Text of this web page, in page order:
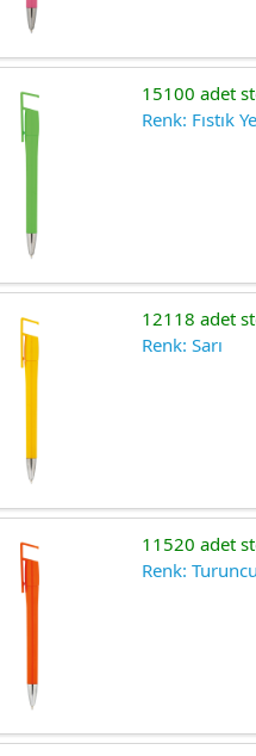
15100 adet
Renk: Fıstık
12118 adet
Renk: Sarı
11520 adet
Renk: Turuncu